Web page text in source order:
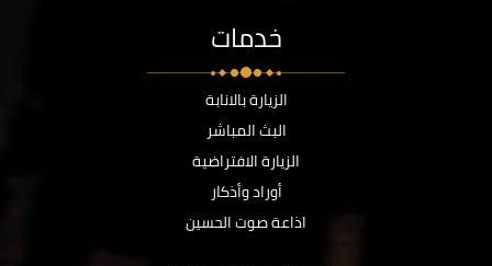
خدمات
الزيارة بالانابة
البث المباشر
الزيارة الافتراضية
أوراد وأذكار
اذاعة صوت الحسين